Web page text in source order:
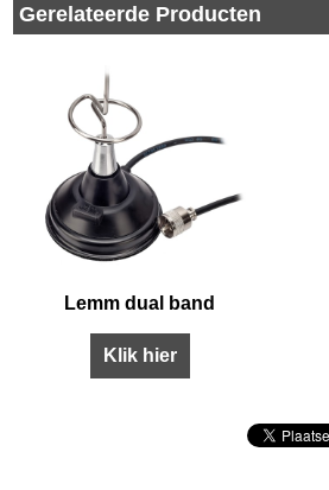
Gerelateerde Producten
Lemm dual band
Klik hier